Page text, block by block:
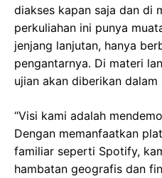
diakses kapan saja dan di
perkuliahan ini punya
jenjang lanjutan, hanya
pengantarnya. Di materi
ujian akan diberikan dalam
“Visi kami adalah
Dengan memanfaatkan
familiar seperti Spotify,
hambatan geografis dan